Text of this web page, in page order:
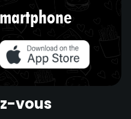
vous